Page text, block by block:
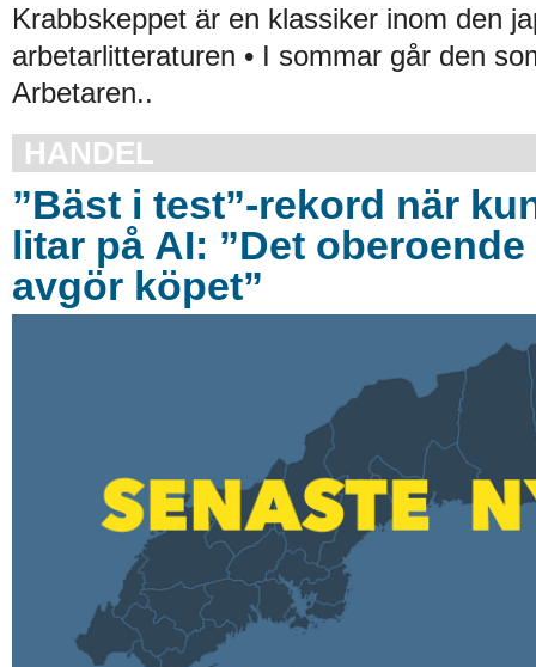
Krabbskeppet är en klassiker inom den
arbetarlitteraturen • I sommar går den
Arbetaren..
HANDEL
”Bäst i test”-rekord när
litar på AI: ”Det
avgör köpet”